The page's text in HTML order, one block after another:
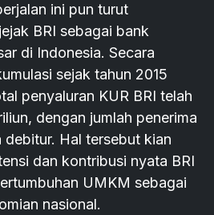
ini pun turut
BRI sebagai bank
di Indonesia. Secara
sejak tahun 2015
penyaluran KUR BRI telah
dengan jumlah penerima
Hal tersebut kian
dan kontribusi nyata BRI
UMKM sebagai
nasional.